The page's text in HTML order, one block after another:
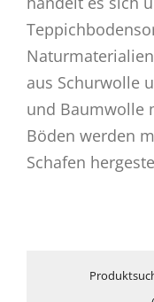
aus Schurwolle
und Baumwolle
Böden werden
Schafen